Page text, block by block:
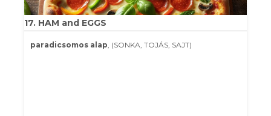
17. HAM and EGGS
paradicsomos alap, (SONKA, TOJÁS, SAJT)